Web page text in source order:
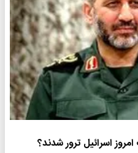
اسرائیل ترور شدند؟